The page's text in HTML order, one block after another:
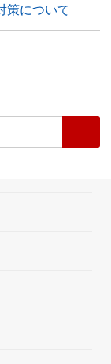
策について